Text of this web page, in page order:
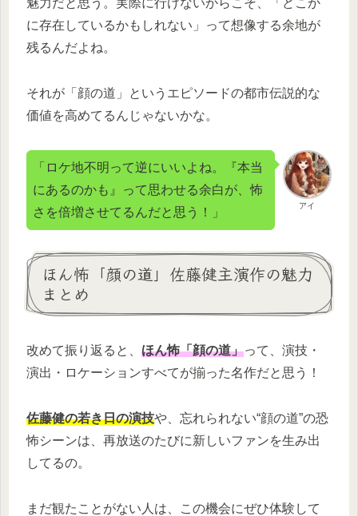
魅力だと思う。実際に行けないからこそ、「どこか
に存在しているかもしれない」って想像する余地が
残るんだよね。
それが「顔の道」というエピソードの都市伝説的な
価値を高めてるんじゃないかな。
アイ
「ロケ地不明って逆にいいよね。『本当
にあるのかも』って思わせる余白が、怖
さを倍増させてるんだと思う！」
ほん怖「顔の道」佐藤健主演作の魅力
まとめ
改めて振り返ると、 ほん怖「顔の道」って、演技・
演出・ロケーションすべてが揃った名作だと思う！
佐藤健の若き日の演技や、忘れられない“顔の道”の恐
怖シーンは、再放送のたびに新しいファンを生み出
してるの。
まだ観たことがない人は、この機会にぜひ体験して